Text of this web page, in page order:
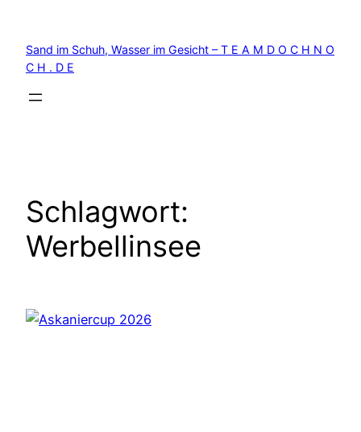
springen
Sand im Schuh, Wasser im Gesicht – T E A M D O C H N O
C H . D E
Schlagwort:
Werbellinsee